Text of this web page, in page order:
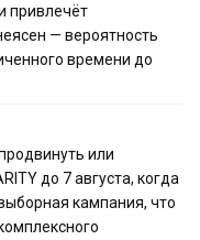
привлечёт
— вероятность
времени до
или
до 7 августа, когда
кампания, что